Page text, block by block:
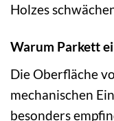
Holzes
Warum Parkett
Die Oberfläche
mechanischen
besonders